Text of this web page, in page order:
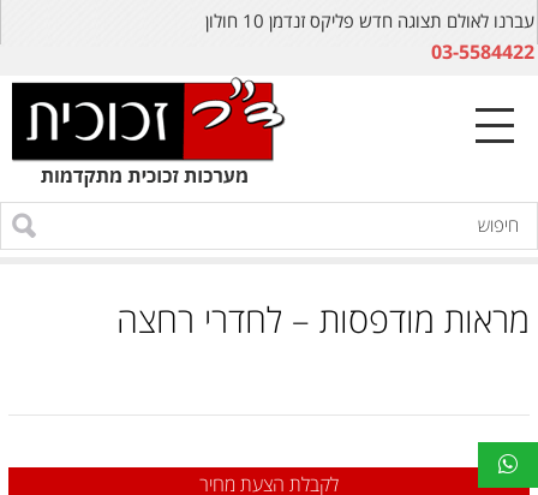
עברנו לאולם תצוגה חדש פליקס זנדמן 10 חולון
03-5584422
מראות מודפסות – לחדרי רחצה
לקבלת הצעת מחיר